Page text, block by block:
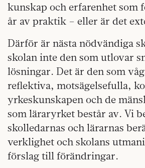
kunskap och erfarenhet som
år av praktik – eller är det
Därför är nästa nödvändiga
skolan inte den som utlovar
lösningar. Det är den som
reflektiva, motsägelsefulla,
yrkeskunskapen och de
som läraryrket består av. Vi
skolledarnas och lärarnas
verklighet och skolans
förslag till förändringar.